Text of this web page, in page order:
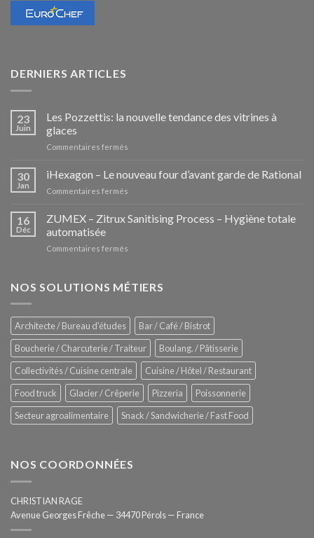
DERNIERS ARTICLES
23
Juin
Les Pozzettis: la nouvelle tendance des vitrines à
glaces
Commentaires fermés
Pozzettis:
la
des
30
Jan
iHexagon – Le nouveau four d’avant garde de Rational
Commentaires fermés
–
Le
de
16
Déc
ZUMEX – Zitrux Sanitising Process – Hygiène totale
automatisée
Commentaires fermés
Zitrux
–
Hygiène
totale
automatisée
NOS SOLUTIONS MÉTIERS
Architecte / Bureau d'études
Bar / Café / Bistrot
Boucherie / Charcuterie / Traiteur
Boulang. / Pâtisserie
Collectivités / Cuisine centrale
Cuisine / Hôtel / Restaurant
Food truck
Glacier / Crêperie Pizzeria
Poissonnerie
Secteur agroalimentaire
Snack / Sandwicherie / Fast Food
NOS COORDONNÉES
CHRISTIAN RAGE
Avenue Georges Frêche — 34470 Pérols — France